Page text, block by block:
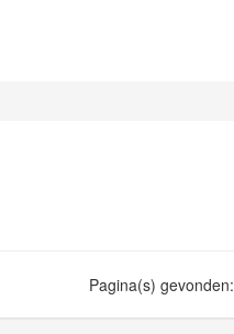
Pagina(s) gevonden: